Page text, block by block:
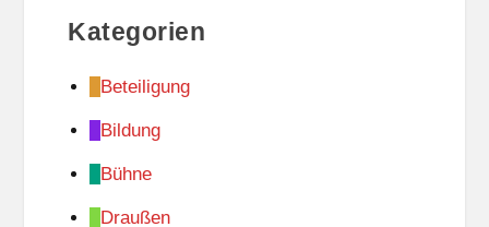
Kategorien
Beteiligung
Bildung
Bühne
Draußen